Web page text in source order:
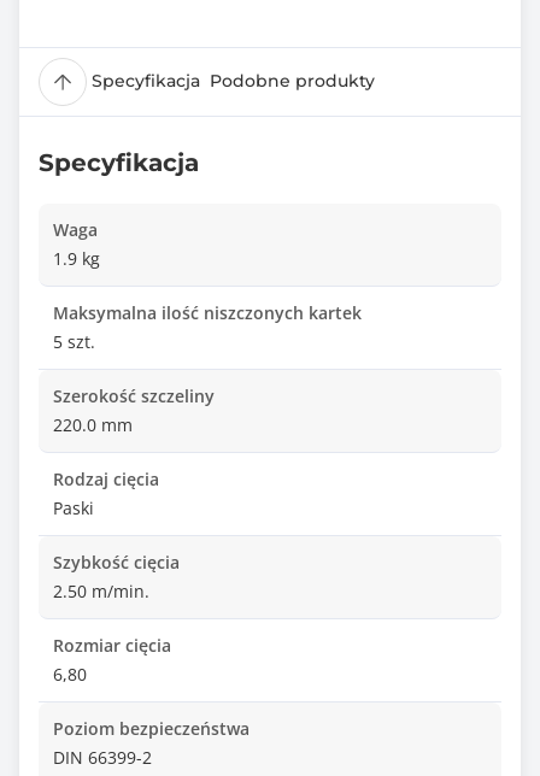
Specyfikacja Podobne produkty
Specyfikacja
Waga
1.9 kg
Maksymalna ilość niszczonych kartek
5 szt.
Szerokość szczeliny
220.0 mm
Rodzaj cięcia
Paski
Szybkość cięcia
2.50 m/min.
Rozmiar cięcia
6,80
Poziom bezpieczeństwa
DIN 66399-2